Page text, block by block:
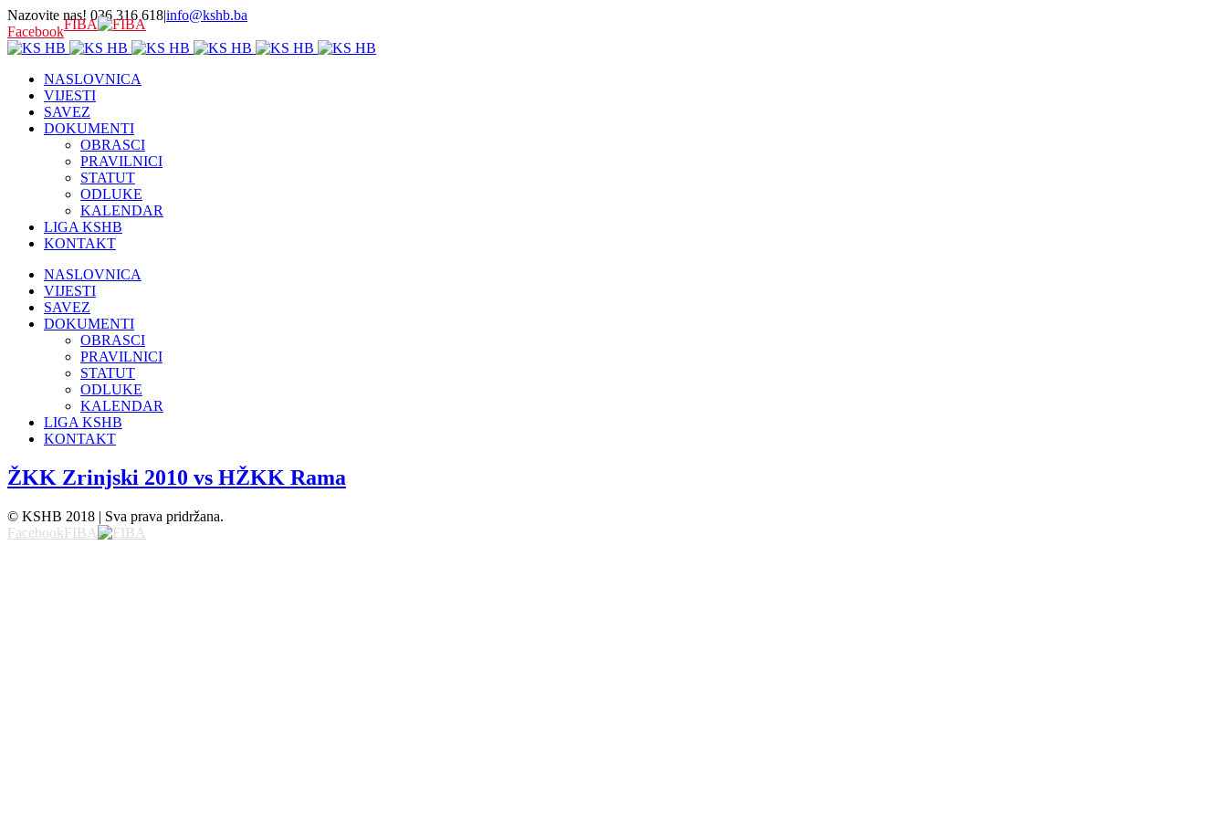
Nazovite nas! 036 316 618|info@kshb.ba
FacebookFIBA
NASLOVNICA
VIJESTI
SAVEZ
DOKUMENTI
OBRASCI
PRAVILNICI
STATUT
ODLUKE
KALENDAR
LIGA KSHB
KONTAKT
NASLOVNICA
VIJESTI
SAVEZ
DOKUMENTI
OBRASCI
PRAVILNICI
STATUT
ODLUKE
KALENDAR
LIGA KSHB
KONTAKT
ŽKK Zrinjski 2010 vs HŽKK Rama
© KSHB 2018 | Sva prava pridržana.
FacebookFIBA